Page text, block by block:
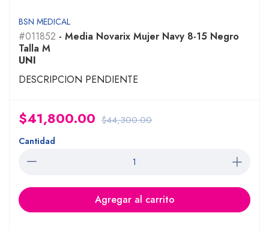
BSN MEDICAL
#011852 - Media Novarix Mujer Navy 8-15 Negro
Talla M
UNI
DESCRIPCION PENDIENTE
$41,800.00 $44,300.00
Cantidad
Agregar al carrito